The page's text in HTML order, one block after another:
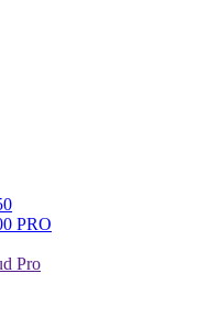
PRO
Pro